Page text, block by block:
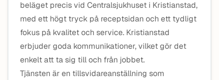
beläget precis vid Centralsjukhuset i Kristianstad,
med ett högt tryck på receptsidan och ett tydligt
fokus på kvalitet och service. Kristianstad
erbjuder goda kommunikationer, vilket gör det
enkelt att ta sig till och från jobbet.
Tjänsten är en tillsvidareanställning som